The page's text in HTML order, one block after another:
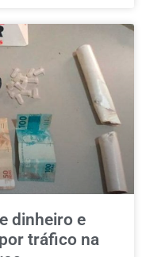
dinheiro e
tráfico na